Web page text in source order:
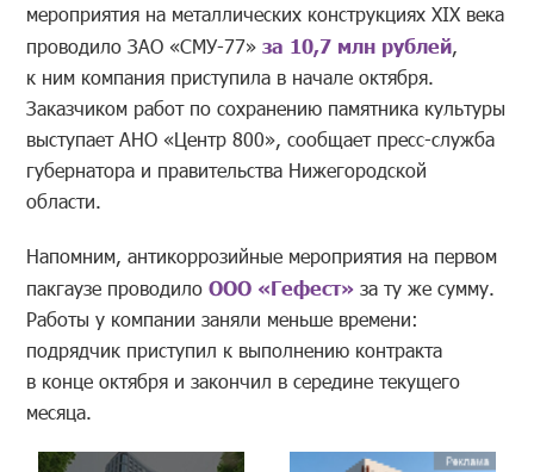
мероприятия на металлических конструкциях XIX века
проводило ЗАО «СМУ-77»за 10,7 млн рублей,
к ним компания приступила в начале октября.
Заказчиком работ по сохранению памятника культуры
выступает АНО «Центр 800», сообщает пресс-служба
губернатора и правительства Нижегородской
области.
Напомним, антикоррозийные мероприятия на первом
пакгаузе проводило ООО «Гефест» за ту же сумму.
Работы у компании заняли меньше времени:
подрядчик приступил к выполнению контракта
в конце октября и закончил в середине текущего
месяца.